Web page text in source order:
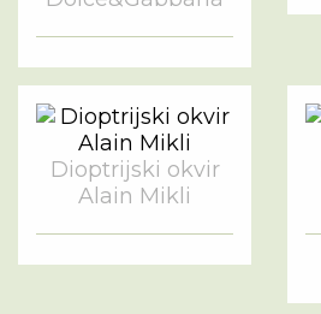
Dioptrijski okvir
Alain Mikli